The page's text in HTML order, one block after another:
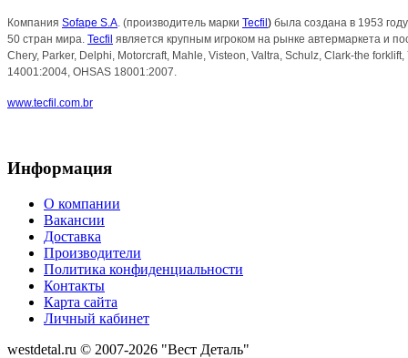
Компания Sofape S.A. (производитель марки Tecfil ) была создана в 1953
50 стран мира. Tecfil является крупным игроком на рынке автермаркета и
Chery, Parker, Delphi, Motorcraft, Mahle, Visteon, Valtra, Schulz, Clark-the
14001:2004, OHSAS 18001:2007.
www.tecfil.com.br
Информация
О компании
Вакансии
Доставка
Производители
Политика конфиденциальности
Контакты
Карта сайта
Личный кабинет
westdetal.ru © 2007-2026 "Вест Деталь"